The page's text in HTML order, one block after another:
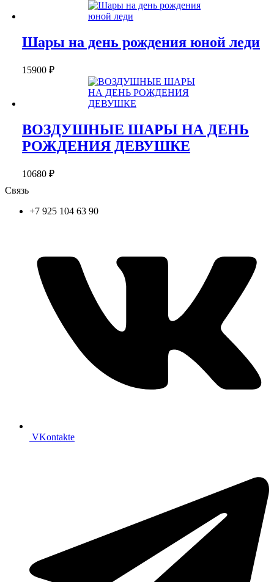
Шары на день рождения юной леди
15900 ₽
ВОЗДУШНЫЕ ШАРЫ НА ДЕНЬ
РОЖДЕНИЯ ДЕВУШКЕ
10680 ₽
Связь
+7 925 104 63 90
VKontakte